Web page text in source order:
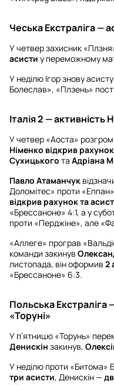
Чеська Екстраліга —
У четвер захисник
асисти у переможному
У неділю Ігор знову
Болеслав», «Плзень»
Італія 2 —
У четвер «Аоста»
Німенко відкрив рахунок
Сухицького та Адріана
Павло Атаманчук
Доломітес» проти
відкрив рахунок та
«Брессаноне» 4:1, а у
проти «Перджіне», але
«Аллеге» програв
команди закинув
листопада, він оформив 2
«Брессаноне» 6:3.
Польська
«Торуні»
У п’ятницю «Торунь»
Денискін закинув,
У неділю проти «Битома»
три асисти, Денискін —